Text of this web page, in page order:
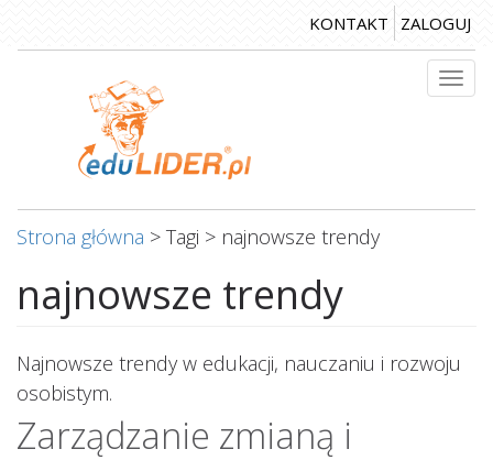
do
KONTAKT ZALOGUJ
Strona główna > Tagi > najnowsze trendy
najnowsze trendy
Najnowsze trendy w edukacji, nauczaniu i rozwoju
osobistym.
Zarządzanie zmianą i